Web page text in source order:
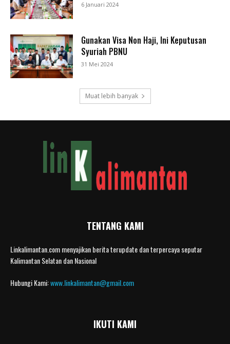
6 Januari 2024
Gunakan Visa Non Haji, Ini Keputusan
Syuriah PBNU
31 Mei 2024
Muat lebih banyak
TENTANG KAMI
Linkalimantan.com menyajikan berita terupdate dan terpercaya seputar
Kalimantan Selatan dan Nasional
Hubungi Kami:www.linkalimantan@gmail.com
IKUTI KAMI